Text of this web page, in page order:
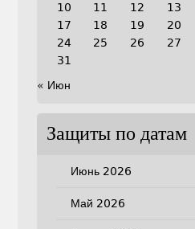
10
11 12 13
17
18 19 20
24
25 26 27
31
« Июн
Защиты по датам
Июнь 2026
Май 2026